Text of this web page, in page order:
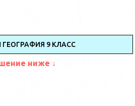
9 КЛАСС
ниже ↓